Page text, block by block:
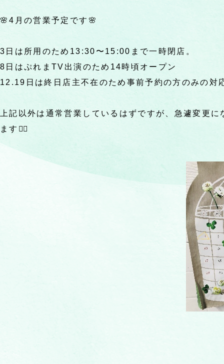
🌸4月の営業予定です🌸
3日は所用のため13:30〜15:00まで一時閉店。
8日はぷれまTV出演のため14時頃オープン
12.19日は終日店主不在のため事前予約の方のみの対
上記以外は通常営業しているはずですが、急遽変更
ます🙇‍♀️